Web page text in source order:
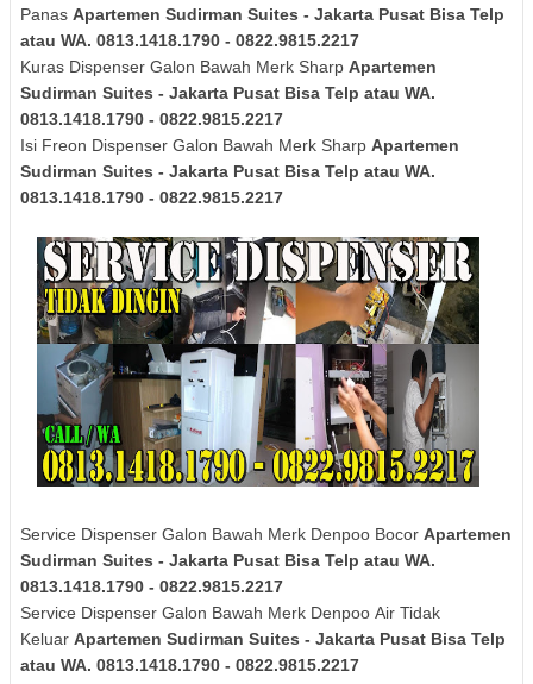
Panas Apartemen Sudirman Suites - Jakarta Pusat Bisa Telp
atau WA. 0813.1418.1790 - 0822.9815.2217
Kuras Dispenser Galon Bawah Merk Sharp Apartemen
Sudirman Suites - Jakarta Pusat Bisa Telp atau WA.
0813.1418.1790 - 0822.9815.2217
Isi Freon Dispenser Galon Bawah Merk Sharp Apartemen
Sudirman Suites - Jakarta Pusat Bisa Telp atau WA.
0813.1418.1790 - 0822.9815.2217
Service Dispenser Galon Bawah Merk Denpoo Bocor Apartemen
Sudirman Suites - Jakarta Pusat Bisa Telp atau WA.
0813.1418.1790 - 0822.9815.2217
Service Dispenser Galon Bawah Merk Denpoo Air Tidak
Keluar Apartemen Sudirman Suites - Jakarta Pusat Bisa Telp
atau WA. 0813.1418.1790 - 0822.9815.2217